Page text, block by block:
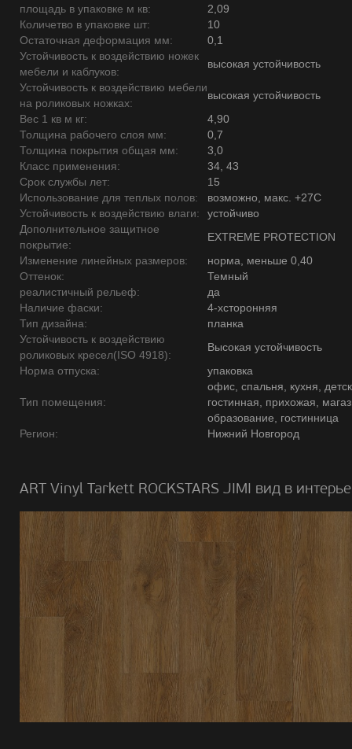
площадь в упаковке м кв:
2,09
Количетво в упаковке шт:
10
Остаточная деформация мм:
0,1
Устойчивость к воздействию ножек
мебели и каблуков:
высокая устойчивость
Устойчивость к воздействию мебели
на роликовых ножках:
высокая устойчивость
Вес 1 кв м кг:
4,90
Толщина рабочего слоя мм:
0,7
Толщина покрытия общая мм:
3,0
Класс применения:
34, 43
Срок службы лет:
15
Использование для теплых полов:
возможно, макс. +27С
Устойчивость к воздействию влаги:
устойчиво
Дополнительное защитное
покрытие:
EXTREME PROTECTION
Изменение линейных размеров:
норма, меньше 0,40
Оттенок:
Темный
реалистичный рельеф:
да
Наличие фаски:
4-хсторонняя
Тип дизайна:
планка
Устойчивость к воздействию
роликовых кресел(ISO 4918):
Высокая устойчивость
Норма отпуска:
упаковка
Тип помещения:
офис, спальня, кухня,
гостинная, прихожая,
образование, гостинница
Регион:
Нижний Новгород
ART Vinyl Tarkett ROCKSTARS JIMI вид в